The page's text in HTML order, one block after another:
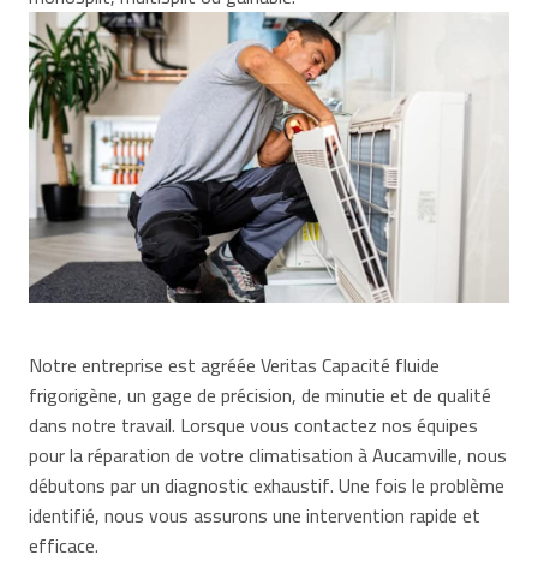
Notre entreprise est agréée Veritas Capacité fluide
frigorigène, un gage de précision, de minutie et de qualité
dans notre travail. Lorsque vous contactez nos équipes
pour la réparation de votre climatisation à Aucamville, nous
débutons par un diagnostic exhaustif. Une fois le problème
identifié, nous vous assurons une intervention rapide et
efficace.